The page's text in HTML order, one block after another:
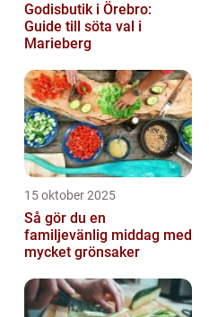
Godisbutik i Örebro:
Guide till söta val i
Marieberg
15 oktober 2025
Så gör du en
familjevänlig middag med
mycket grönsaker